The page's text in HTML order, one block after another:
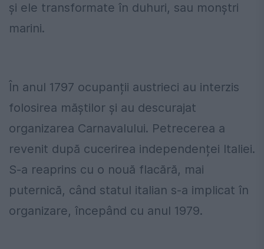
și ele transformate în duhuri, sau monștri
marini.
În anul 1797 ocupanții austrieci au interzis
folosirea măștilor și au descurajat
organizarea Carnavalului. Petrecerea a
revenit după cucerirea independenței Italiei.
S-a reaprins cu o nouă flacără, mai
puternică, când statul italian s-a implicat în
organizare, începând cu anul 1979.